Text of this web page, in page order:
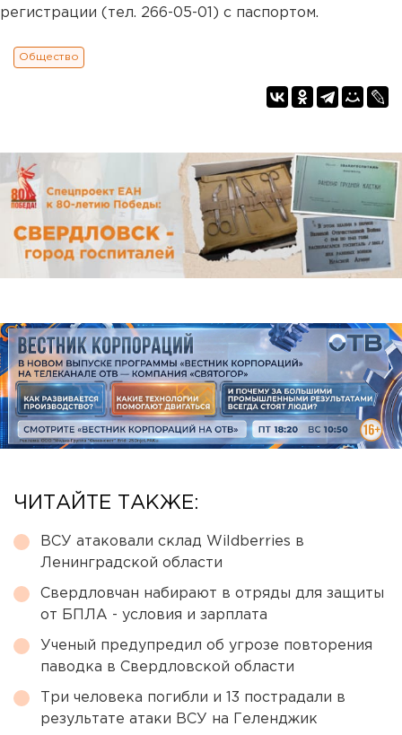
регистрации (тел. 266-05-01) с паспортом.
Общество
ЧИТАЙТЕ ТАКЖЕ:
ВСУ атаковали склад Wildberries в
Ленинградской области
Свердловчан набирают в отряды для защиты
от БПЛА - условия и зарплата
Ученый предупредил об угрозе повторения
паводка в Свердловской области
Три человека погибли и 13 пострадали в
результате атаки ВСУ на Геленджик